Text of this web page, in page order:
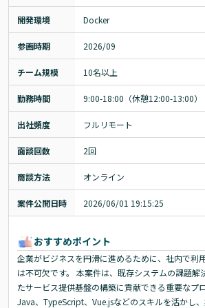
開発環境 Docker
参画時期 2026/09
チーム規模 10名以上
勤務時間 9:00-18:00（休憩12:00-13:00）
出社頻度 フルリモート
面談回数 2回
商談方法 オンライン
案件公開日時 2026/06/01 19:15:25
おすすめポイント
企業がビジネスを円滑に進めるために、社内で利
は不可欠です。 本案件は、既存システムの課題解
たサービス提供基盤の構築に貢献できる重要なプ
Java、TypeScript、Vue.jsなどのスキルを活かし